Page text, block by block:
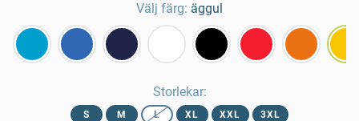
Välj färg: äggul
Storlekar:
S M L XL XXL 3XL